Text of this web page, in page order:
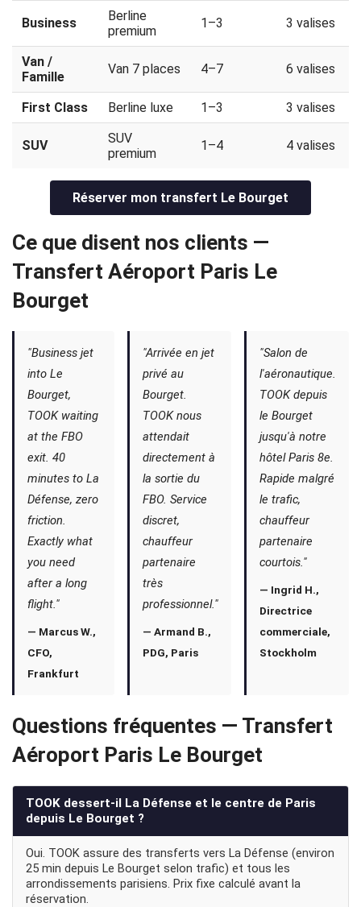
Business
Berline
premium
1–3 3 valises
Van /
Famille
Van 7 places 4–7 6 valises
First Class Berline luxe 1–3 3 valises
SUV
SUV
premium
1–4 4 valises
Réserver mon transfert Le Bourget
Ce que disent nos clients —
Transfert Aéroport Paris Le
Bourget
"Business jet
into Le
Bourget,
TOOK waiting
at the FBO
exit. 40
minutes to La
Défense, zero
friction.
Exactly what
you need
after a long
flight."
— Marcus W.,
CFO,
Frankfurt
"Arrivée en jet
privé au
Bourget.
TOOK nous
attendait
directement à
la sortie du
FBO. Service
discret,
chauffeur
partenaire
très
professionnel."
— Armand B.,
PDG, Paris
"Salon de
l'aéronautique.
TOOK depuis
le Bourget
jusqu'à notre
hôtel Paris 8e.
Rapide malgré
le trafic,
chauffeur
partenaire
courtois."
— Ingrid H.,
Directrice
commerciale,
Stockholm
Questions fréquentes — Transfert
Aéroport Paris Le Bourget
TOOK dessert-il La Défense et le centre de Paris
depuis Le Bourget ?
Oui. TOOK assure des transferts vers La Défense (environ
25 min depuis Le Bourget selon trafic) et tous les
arrondissements parisiens. Prix fixe calculé avant la
réservation.